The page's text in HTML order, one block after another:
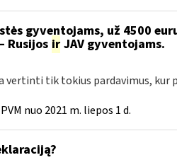
gyventojams, už 4500
Rusijos irJAV gyventojams.
vertinti tik tokius pardavimus, kur
nuo 2021 m. liepos 1 d.